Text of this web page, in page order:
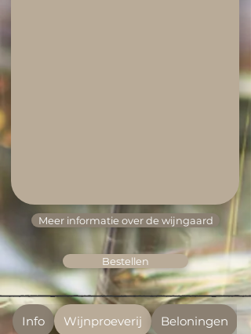
Meer informatie over de wijngaard
Bestellen
Info Wijnproeverij Beloningen